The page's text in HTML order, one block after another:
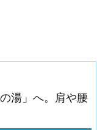
湯」へ。肩や腰